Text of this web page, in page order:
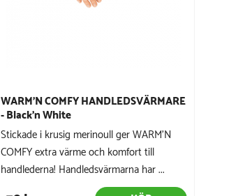
WARM'N COMFY HANDLEDSVÄRMARE
- Black'n White
Stickade i krusig merinoull ger WARM'N
COMFY extra värme och komfort till
handlederna! Handledsvärmarna har ...